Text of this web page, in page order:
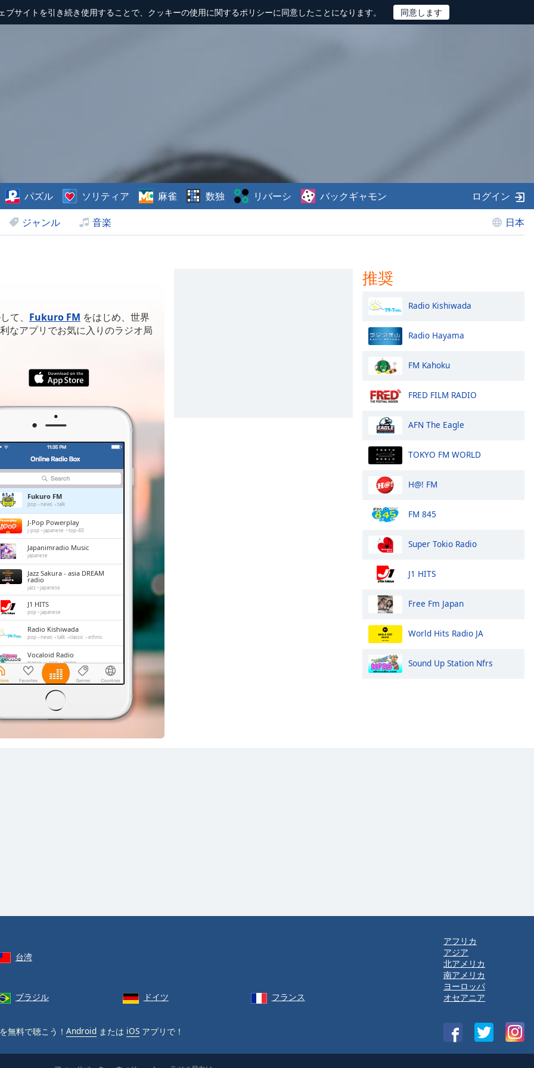
ブサイトを引き続き使用することで、クッキーの使用に関するポリシーに同意したことになります。
ジャンル 音楽 日本
パズル ソリティア 麻雀 数独 リバーシ バックギャモン ログイン
て、 Fukuro FM をはじめ、世界
なアプリでお気に入りのラジオ局
Fukuro FM
pop news talk
J-Pop Powerplay
j-pop japanese top-40
Japanimradio Music
japanese
Jazz Sakura - asia DREAM
radio
jazz japanese
J1 HITS
pop japanese
Radio Kishiwada
pop news talk classic ethnic
Vocaloid Radio
trance j-pop anime
Shonan Beach FM
FM 845
japan
推奨
Radio Kishiwada
Radio Hayama
FM Kahoku
FRED FILM RADIO
AFN The Eagle
TOKYO FM WORLD
H@! FM
FM 845
Super Tokio Radio
J1 HITS
Free Fm Japan
World Hits Radio JA
Sound Up Station Nfrs
台湾
ブラジル ドイツ フランス
を無料で聴こう！ Android または iOS アプリで！
アフリカ
アジア
北アメリカ
南アメリカ
ヨーロッパ
オセアニア